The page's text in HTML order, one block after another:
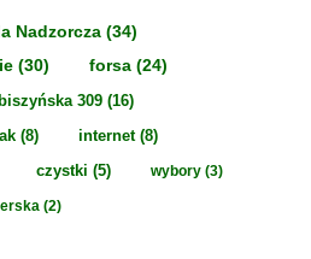
Nadzorcza (34)
(30) forsa (24)
309 (16)
(8) internet(8)
czystki (5) wybory (3)
(2)